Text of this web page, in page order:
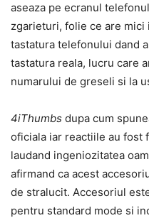
aseaza pe ecranul
zgarieturi, folie ce are
tastatura telefonului dand
tastatura reala, lucru care
numarului de greseli si la
4iThumbs dupa cum
oficiala iar reactiile au fost
laudand ingeniozitatea
afirmand ca acest
de stralucit. Accesoriul
pentru standard mode si